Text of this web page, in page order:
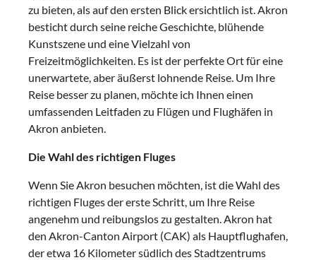
zu bieten, als auf den ersten Blick ersichtlich ist. Akron
besticht durch seine reiche Geschichte, blühende
Kunstszene und eine Vielzahl von
Freizeitmöglichkeiten. Es ist der perfekte Ort für eine
unerwartete, aber äußerst lohnende Reise. Um Ihre
Reise besser zu planen, möchte ich Ihnen einen
umfassenden Leitfaden zu Flügen und Flughäfen in
Akron anbieten.
Die Wahl des richtigen Fluges
Wenn Sie Akron besuchen möchten, ist die Wahl des
richtigen Fluges der erste Schritt, um Ihre Reise
angenehm und reibungslos zu gestalten. Akron hat
den Akron-Canton Airport (CAK) als Hauptflughafen,
der etwa 16 Kilometer südlich des Stadtzentrums